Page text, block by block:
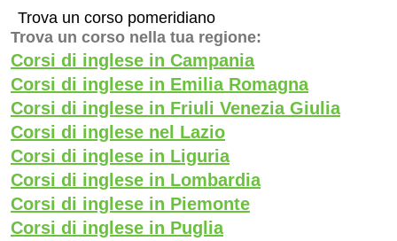
Trova un corso pomeridiano
Trova un corso nella tua regione:
Corsi di inglese in Campania
Corsi di inglese in Emilia Romagna
Corsi di inglese in Friuli Venezia Giulia
Corsi di inglese nel Lazio
Corsi di inglese in Liguria
Corsi di inglese in Lombardia
Corsi di inglese in Piemonte
Corsi di inglese in Puglia